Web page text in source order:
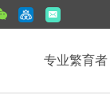
专业繁育者